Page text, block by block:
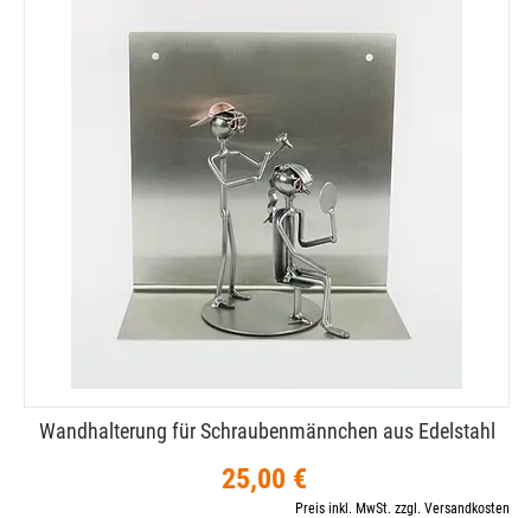
Wandhalterung für Schraubenmännchen aus Edelstahl
25,00 €
Preis inkl. MwSt. zzgl. Versandkosten